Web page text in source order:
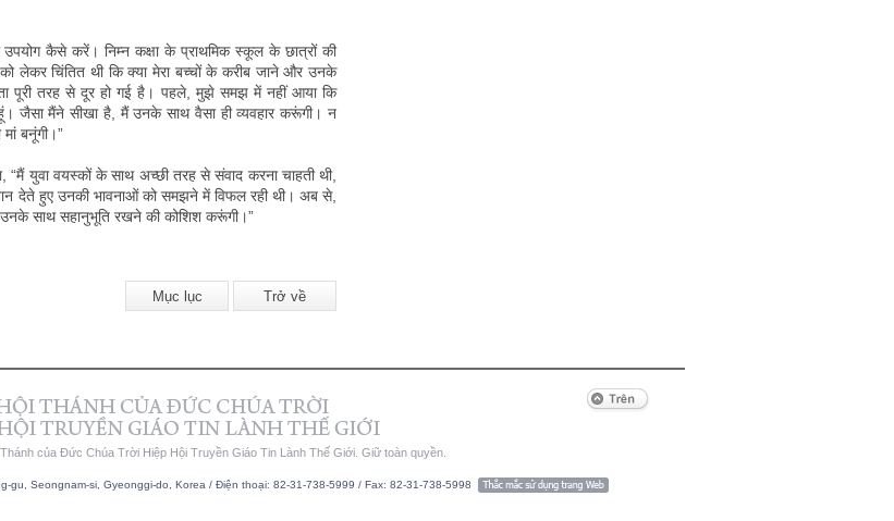
उपयोग कैसे करें। निम्न कक्षा के प्राथमिक स्कूल के छात्रों की
को लेकर चिंतित थी कि क्या मेरा बच्चों के करीब जाने और उनके
पूरी तरह से दूर हो गई है। पहले, मुझे समझ में नहीं आया कि
जैसा मैंने सीखा है, मैं उनके साथ वैसा ही व्यवहार करूंगी। न
बनूंगी।”
“मैं युवा वयस्कों के साथ अच्छी तरह से संवाद करना चाहती थी,
देते हुए उनकी भावनाओं को समझने में विफल रही थी। अब से,
साथ सहानुभूति रखने की कोशिश करूंगी।”
Mục lục Trở về
của Đức Chúa Trời Hiệp Hội Truyền Giáo Tin Lành Thế Giới. Giữ toàn quyền.
gu, Seongnam-si, Gyeonggi-do, Korea / Điện thoại: 82-31-738-5999 / Fax: 82-31-738-5998